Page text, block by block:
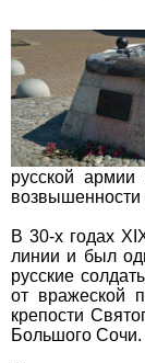
русской
В 30-х годах
линии и был
русские
от вражеской
крепости
Большого Сочи.